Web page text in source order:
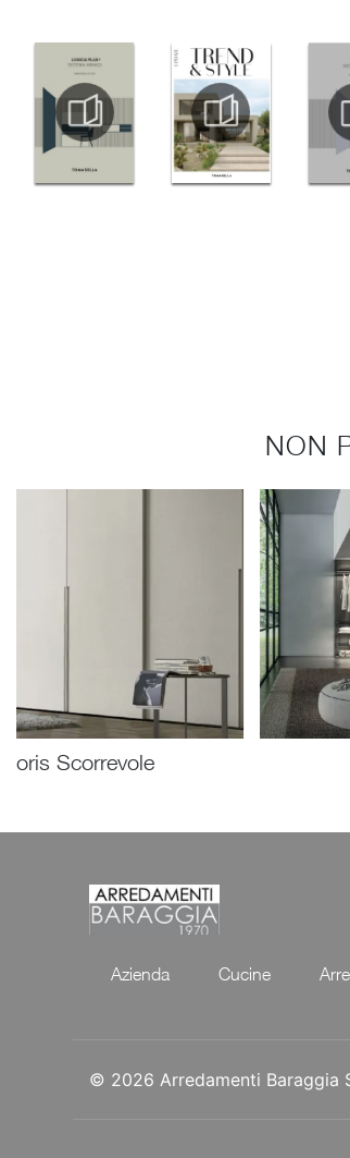
NON
Doris Scorrevole
Azienda Cucine
© 2026 Arredamenti Baraggia